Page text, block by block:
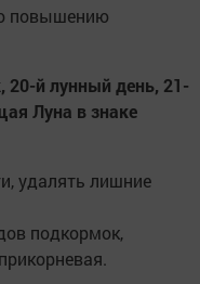
повышению
20-й лунный день, 21-
Луна в знаке
удалять лишние
подкормок,